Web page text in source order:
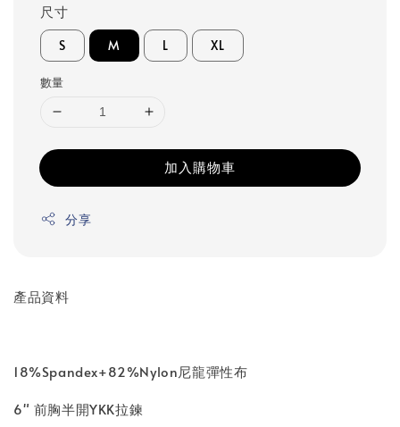
尺寸
S M L XL
數量
加入購物車
分享
產品資料
18%Spandex+82%Nylon尼龍彈性布
6" 前胸半開YKK拉鍊